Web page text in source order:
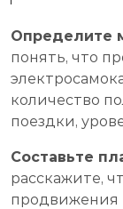
Определите
понять, что
количество
поездки,
Составьте
расскажите,
продвижения